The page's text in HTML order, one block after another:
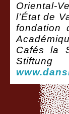
Oriental-
l’État de
fondation
Cafés la
Stiftung